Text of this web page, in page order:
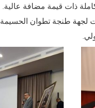
ذات قيمة مضافة عالية.
لجهة طنجة تطوان الحسيمة